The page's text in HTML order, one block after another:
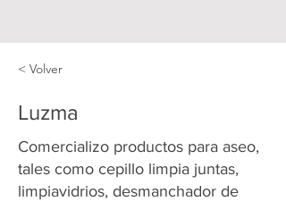
< Volver
Luzma
Comercializo productos para aseo,
tales como cepillo limpia juntas,
limpiavidrios, desmanchador de